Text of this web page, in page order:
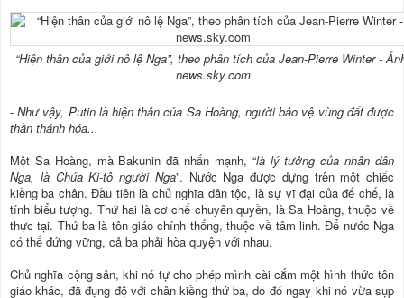
“Hiện thân của giới nô lệ Nga”, theo phân tích của Jean-Pierre Winter -
news.sky.com
- Như vậy, Putin là hiện thân của Sa Hoàng, người bảo vệ vùng đất được
thần thánh hóa...
Một Sa Hoàng, mà Bakunin đã nhấn mạnh, “là lý tưởng của nhân dân
Nga, là Chúa Ki-tô người Nga”. Nước Nga được dựng trên một chiếc
kiềng ba chân. Đầu tiên là chủ nghĩa dân tộc, là sự vĩ đại của đế chế, là
tính biểu tượng. Thứ hai là cơ chế chuyên quyền, là Sa Hoàng, thuộc về
thực tại. Thứ ba là tôn giáo chính thống, thuộc về tâm linh. Để nước Nga
có thể đứng vững, cả ba phải hòa quyện với nhau.
Chủ nghĩa cộng sản, khi nó tự cho phép mình cài cắm một hình thức tôn
giáo khác, đã đụng độ với chân kiềng thứ ba, do đó ngay khi nó vừa sụp